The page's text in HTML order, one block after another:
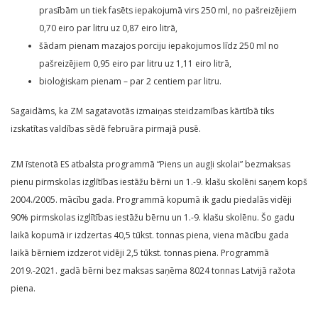
prasībām un tiek fasēts iepakojumā virs 250 ml, no pašreizējiem
0,70 eiro par litru uz 0,87 eiro litrā,
šādam pienam mazajos porciju iepakojumos līdz 250 ml no
pašreizējiem 0,95 eiro par litru uz 1,11 eiro litrā,
bioloģiskam pienam – par 2 centiem par litru.
Sagaidāms, ka ZM sagatavotās izmaiņas steidzamības kārtībā tiks
izskatītas valdības sēdē februāra pirmajā pusē.
ZM īstenotā ES atbalsta programmā “Piens un augļi skolai” bezmaksas
pienu pirmskolas izglītības iestāžu bērni un 1.-9. klašu skolēni saņem kopš
2004./2005. mācību gada. Programmā kopumā ik gadu piedalās vidēji
90% pirmskolas izglītības iestāžu bērnu un 1.-9. klašu skolēnu. Šo gadu
laikā kopumā ir izdzertas 40,5 tūkst. tonnas piena, viena mācību gada
laikā bērniem izdzerot vidēji 2,5 tūkst. tonnas piena. Programmā
2019.-2021. gadā bērni bez maksas saņēma 8024 tonnas Latvijā ražota
piena.